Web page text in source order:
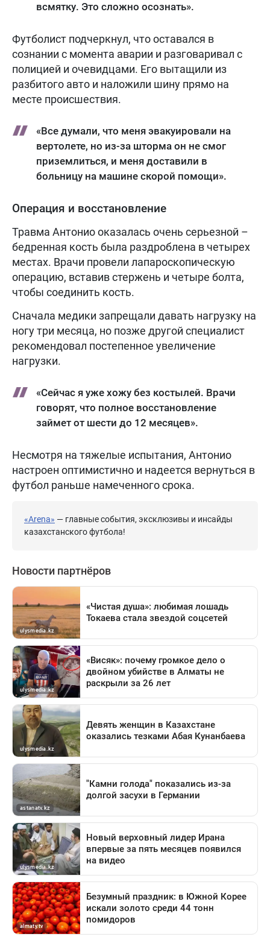
всмятку. Это сложно осознать».
Футболист подчеркнул, что оставался в
сознании с момента аварии и разговаривал с
полицией и очевидцами. Его вытащили из
разбитого авто и наложили шину прямо на
месте происшествия.
«Все думали, что меня эвакуировали на
вертолете, но из-за шторма он не смог
приземлиться, и меня доставили в
больницу на машине скорой помощи».
Операция и восстановление
Травма Антонио оказалась очень серьезной –
бедренная кость была раздроблена в четырех
местах. Врачи провели лапароскопическую
операцию, вставив стержень и четыре болта,
чтобы соединить кость.
Сначала медики запрещали давать нагрузку на
ногу три месяца, но позже другой специалист
рекомендовал постепенное увеличение
нагрузки.
«Сейчас я уже хожу без костылей. Врачи
говорят, что полное восстановление
займет от шести до 12 месяцев».
Несмотря на тяжелые испытания, Антонио
настроен оптимистично и надеется вернуться в
футбол раньше намеченного срока.
«Arena» — главные события, эксклюзивы и инсайды
казахстанского футбола!